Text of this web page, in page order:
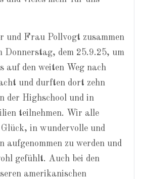
und Frau Pollvogt zusammen
Donnerstag, dem 25.9.25, um
auf den weiten Weg nach
und durften dort zehn
der Highschool und in
teilnehmen. Wir alle
in wundervolle und
aufgenommen zu werden und
gefühlt. Auch bei den
amerikanischen